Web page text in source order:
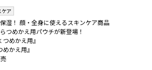
ア
湿！ 顔・全身に使えるスキンケア商品
つめかえ用パウチが新登場！
めかえ用』
かえ用』